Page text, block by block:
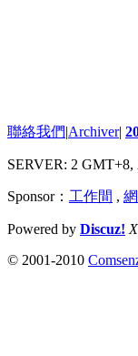
聯絡我們|Archiver|
SERVER: 2 GMT+8,
Sponsor： 工作間 ,
Powered by Discuz!
© 2001-2010